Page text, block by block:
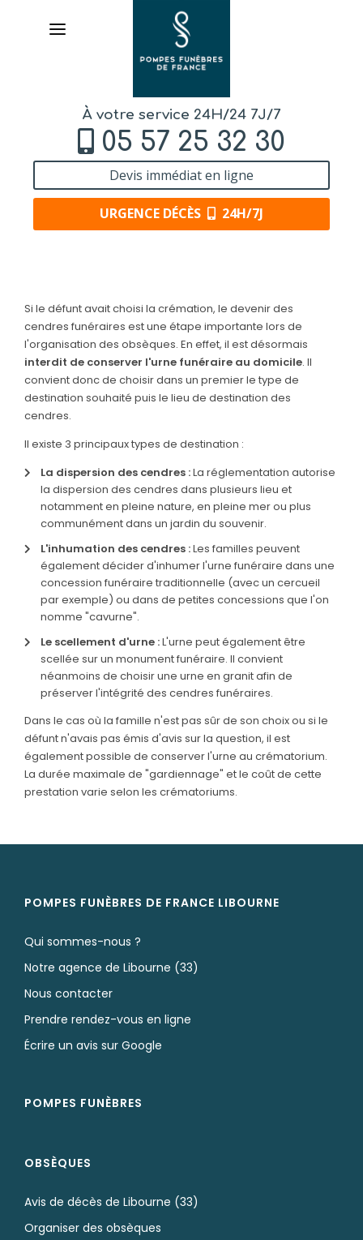
À votre service 24H/24 7J/7
05 57 25 32 30
Devis immédiat en ligne
URGENCE DÉCÈS 24H/7J
DE DÉCÈS
ORGANISER
DES OBSÈQUES
PRÉVOIR
SERVICES
& ARTICLES
Entretien de sépulture
Livraison de Fleurs Naturelles
Livraison de plaques
Nos capitons funéraires
Nos cercueils
Nos fleurs naturelles
Nos monuments
Rapatriement
Services aux familles
NOTRE
AGENCE
NOTRE CHAMBRE
FUNÉRAIRE
ESPACE FAMILLE
Si le défunt avait choisi la crémation, le devenir des
cendres funéraires est une étape importante lors de
l'organisation des obsèques. En effet, il est désormais
interdit de conserver l'urne funéraire au domicile. Il
convient donc de choisir dans un premier le type de
destination souhaité puis le lieu de destination des
cendres.
Il existe 3 principaux types de destination :
La dispersion des cendres :La réglementation autorise
la dispersion des cendres dans plusieurs lieu et
notamment en pleine nature, en pleine mer ou plus
communément dans un jardin du souvenir.
L'inhumation des cendres :Les familles peuvent
également décider d'inhumer l'urne funéraire dans une
concession funéraire traditionnelle (avec un cercueil
par exemple) ou dans de petites concessions que l'on
nomme "cavurne".
Le scellement d'urne :L'urne peut également être
scellée sur un monument funéraire. Il convient
néanmoins de choisir une urne en granit afin de
préserver l'intégrité des cendres funéraires.
Dans le cas où la famille n'est pas sûr de son choix ou si le
défunt n'avais pas émis d'avis sur la question, il est
également possible de conserver l'urne au crématorium.
La durée maximale de "gardiennage" et le coût de cette
prestation varie selon les crématoriums.
POMPES FUNÈBRES DE FRANCE LIBOURNE
Qui sommes-nous ?
Notre agence de Libourne (33)
Nous contacter
Prendre rendez-vous en ligne
Écrire un avis sur Google
POMPES FUNÈBRES
OBSÈQUES
Avis de décès de Libourne (33)
Organiser des obsèques